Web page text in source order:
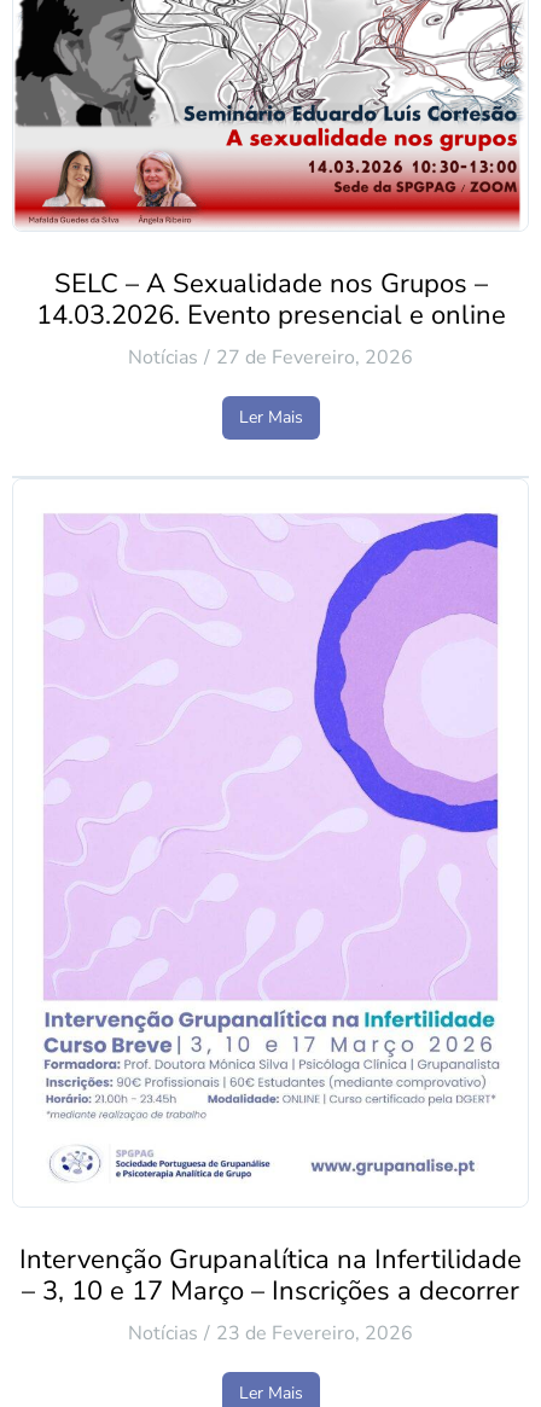
SELC – A Sexualidade nos Grupos –
14.03.2026. Evento presencial e online
Notícias 27 de Fevereiro, 2026
Ler Mais
Intervenção Grupanalítica na Infertilidade
– 3, 10 e 17 Março – Inscrições a decorrer
Notícias 23 de Fevereiro, 2026
Ler Mais